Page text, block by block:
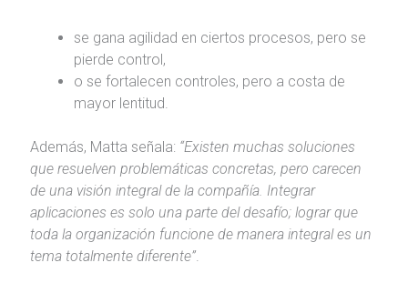
se gana agilidad en ciertos procesos, pero se
pierde control,
o se fortalecen controles, pero a costa de
mayor lentitud.
Además, Matta señala: “Existen muchas soluciones
que resuelven problemáticas concretas, pero carecen
de una visión integral de la compañía. Integrar
aplicaciones es solo una parte del desafío; lograr que
toda la organización funcione de manera integral es un
tema totalmente diferente”.